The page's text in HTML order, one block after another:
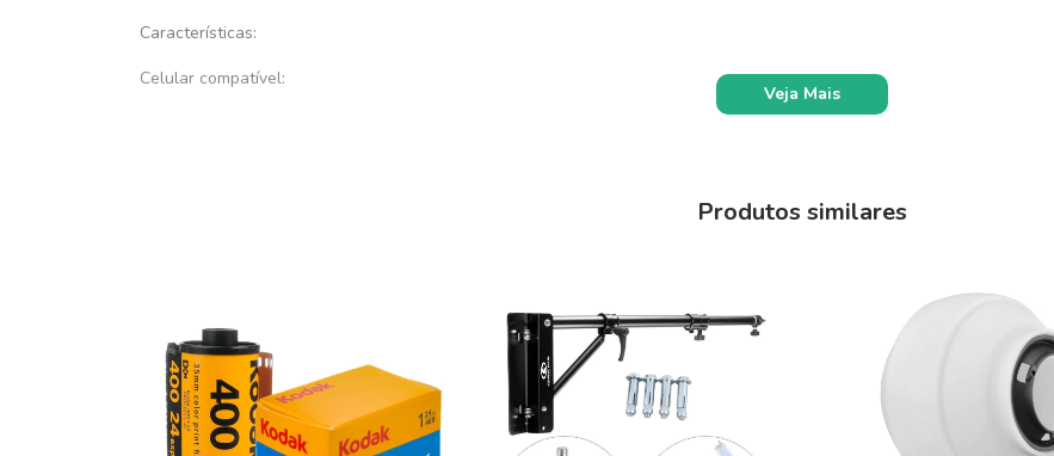
Características:
Celular compatível:
Veja Mais
Produtos similares